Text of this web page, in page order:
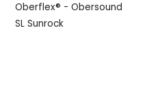
Oberflex® - Obersound
SL Sunrock